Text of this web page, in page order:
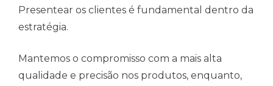
Presentear os clientes é fundamental dentro da
estratégia.
Mantemos o compromisso com a mais alta
qualidade e precisão nos produtos, enquanto,